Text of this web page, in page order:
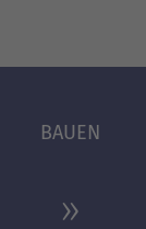
BAUEN